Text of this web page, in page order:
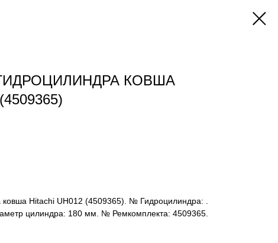
КОВША
ковша Hitachi UH012 (4509365). № Гидроцилиндра: .
цилиндра: 180 мм. № Ремкомплекта: 4509365.